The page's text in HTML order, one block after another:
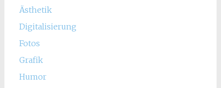
Ästhetik
Digitalisierung
Fotos
Grafik
Humor